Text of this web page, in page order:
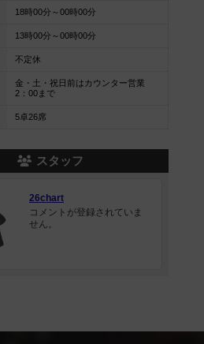
18時00分～00時00分
13時00分～00時00分
不定休
金・土・祝日前はカウンター営業
2：00まで
5卓26席
スタッフ
26chart
コメントが登録されていま
せん。